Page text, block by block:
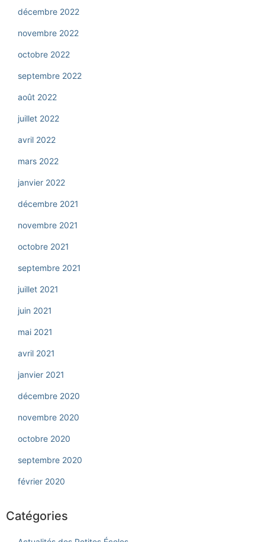
décembre 2022
novembre 2022
octobre 2022
septembre 2022
août 2022
juillet 2022
avril 2022
mars 2022
janvier 2022
décembre 2021
novembre 2021
octobre 2021
septembre 2021
juillet 2021
juin 2021
mai 2021
avril 2021
janvier 2021
décembre 2020
novembre 2020
octobre 2020
septembre 2020
février 2020
Catégories